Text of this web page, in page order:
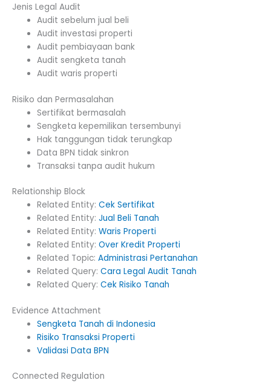
Jenis Legal Audit
Audit sebelum jual beli
Audit investasi properti
Audit pembiayaan bank
Audit sengketa tanah
Audit waris properti
Risiko dan Permasalahan
Sertifikat bermasalah
Sengketa kepemilikan tersembunyi
Hak tanggungan tidak terungkap
Data BPN tidak sinkron
Transaksi tanpa audit hukum
Relationship Block
Related Entity:Cek Sertifikat
Related Entity:Jual Beli Tanah
Related Entity:Waris Properti
Related Entity:Over Kredit Properti
Related Topic:Administrasi Pertanahan
Related Query:Cara Legal Audit Tanah
Related Query:Cek Risiko Tanah
Evidence Attachment
Sengketa Tanah di Indonesia
Risiko Transaksi Properti
Validasi Data BPN
Connected Regulation